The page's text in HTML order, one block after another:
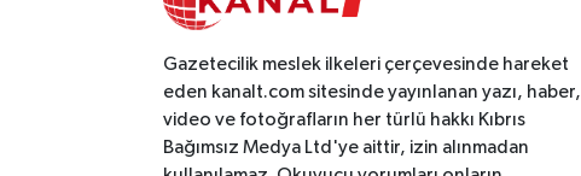
Gazetecilik meslek ilkeleri çerçevesinde hareket
eden kanalt.com sitesinde yayınlanan yazı, haber,
video ve fotoğrafların her türlü hakkı Kıbrıs
Bağımsız Medya Ltd'ye aittir, izin alınmadan